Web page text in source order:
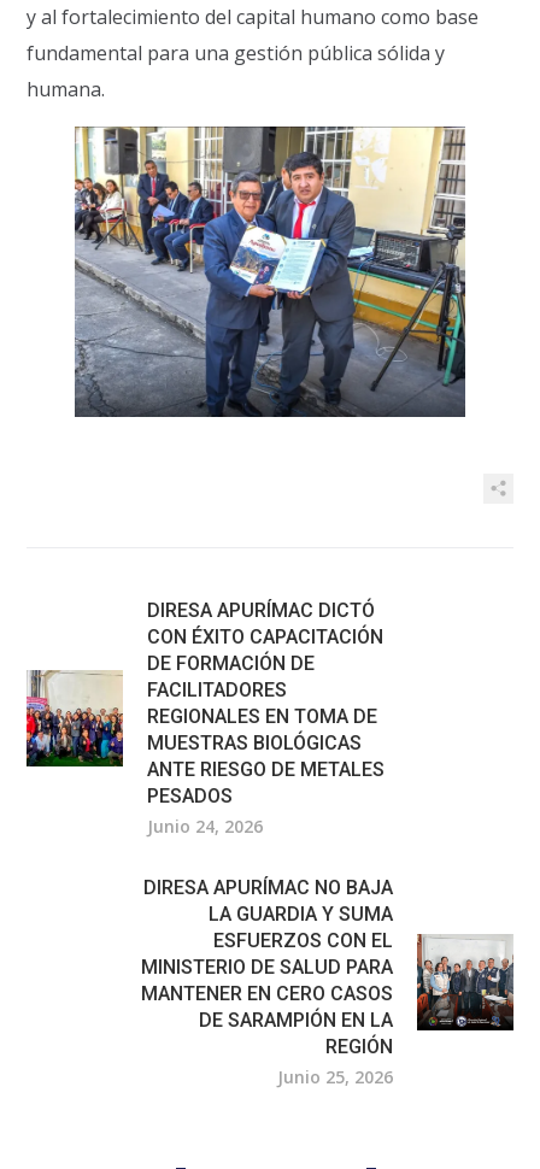
y al fortalecimiento del capital humano como base
fundamental para una gestión pública sólida y
humana.
DIRESA APURÍMAC DICTÓ
CON ÉXITO CAPACITACIÓN
DE FORMACIÓN DE
FACILITADORES
REGIONALES EN TOMA DE
MUESTRAS BIOLÓGICAS
ANTE RIESGO DE METALES
PESADOS
Junio 24, 2026
DIRESA APURÍMAC NO BAJA
LA GUARDIA Y SUMA
ESFUERZOS CON EL
MINISTERIO DE SALUD PARA
MANTENER EN CERO CASOS
DE SARAMPIÓN EN LA
REGIÓN
Junio 25, 2026